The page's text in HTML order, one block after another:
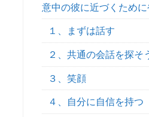
意中の彼に近づくために
１、まずは話す
２、共通の会話を探そ
３、笑顔
４、自分に自信を持つ